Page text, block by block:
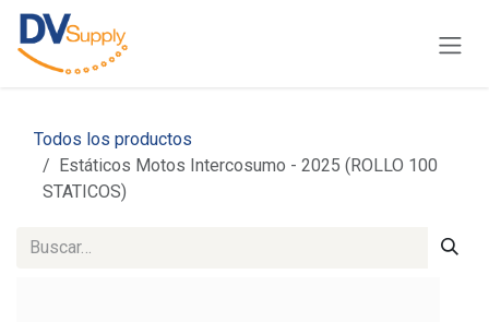
Ir al contenido
Todos los productos
Estáticos Motos Intercosumo - 2025 (ROLLO 100
STATICOS)